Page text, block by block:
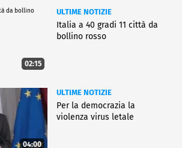
02:15
ULTIME NOTIZIE
Italia a 40 gradi 11 città da
bollino rosso
04:00
ULTIME NOTIZIE
Per la democrazia la
violenza virus letale